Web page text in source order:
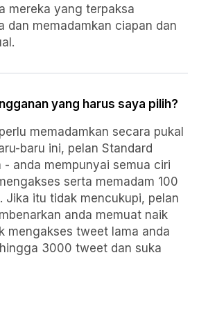
mereka yang terpaksa
dan memadamkan ciapan dan
yang harus saya pilih?
memadamkan secara pukal
baru ini, pelan Standard
- anda mempunyai semua ciri
serta memadam 100
Jika itu tidak mencukupi, pelan
anda memuat naik
mengakses tweet lama anda
3000 tweet dan suka
aktif, bagaimanapun,